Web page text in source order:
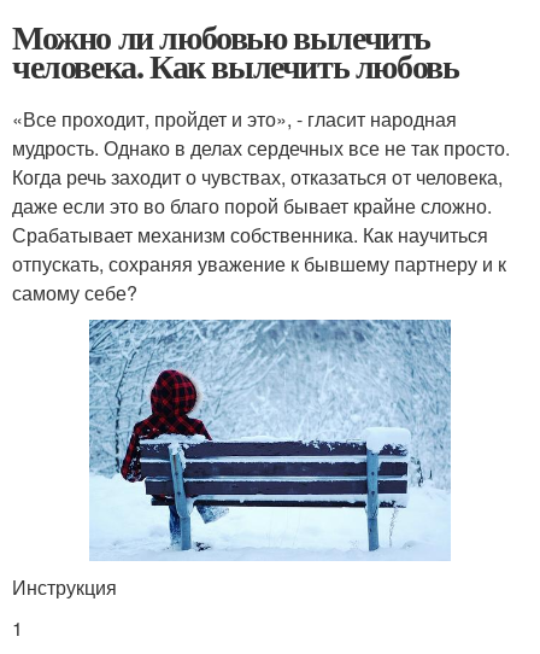
Можно ли любовью вылечить
человека. Как вылечить любовь
«Все проходит, пройдет и это», - гласит народная
мудрость. Однако в делах сердечных все не так просто.
Когда речь заходит о чувствах, отказаться от человека,
даже если это во благо порой бывает крайне сложно.
Срабатывает механизм собственника. Как научиться
отпускать, сохраняя уважение к бывшему партнеру и к
самому себе?
Инструкция
1